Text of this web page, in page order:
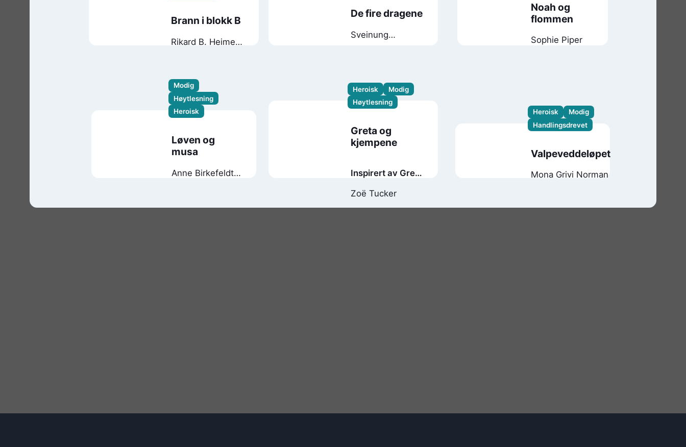
Brann i blokk B
Rikard B. Heimen
De fire dragene
Sveinung
Noah og
flommen
Sophie Piper
Modig
Høytlesning
Heroisk
Løven og
musa
Anne Birkefeldt
Heroisk
Modig
Høytlesning
Greta og
kjempene
Inspirert av Greta
for å redde jorda
Zoë Tucker
Heroisk
Modig
Handlingsdrevet
Valpeveddeløpet
Mona Grivi Norman